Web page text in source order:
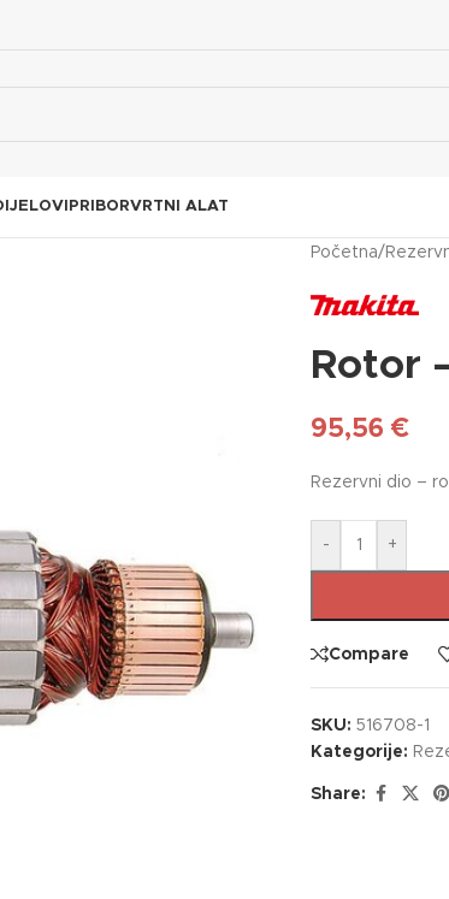
PRIBORVRTNI ALAT
Početna/
Rotor
95,56 €
Rezervni dio –
- +
Compare
SKU: 516708-1
Kategorije:
Share: